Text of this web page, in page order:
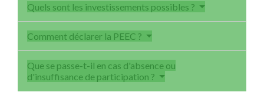
Quels sont les investissements possibles ?
Comment déclarer la PEEC ?
Que se passe-t-il en cas d'absence ou
d'insuffisance de participation ?